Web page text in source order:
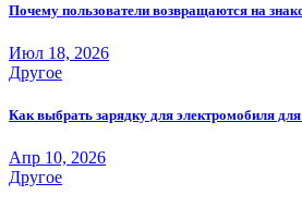
Почему пользователи возвращаются на
Июл 18, 2026
Другое
Как выбрать зарядку для электромобиля
Апр 10, 2026
Другое